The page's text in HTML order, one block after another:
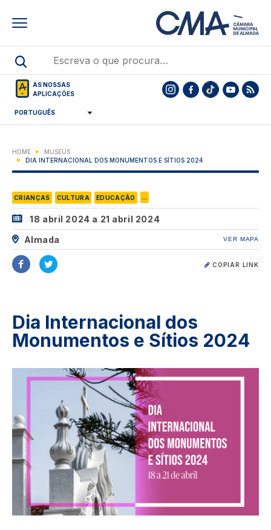
AS NOSSAS
APLICAÇÕES
HOME
MUSEUS
DIA INTERNACIONAL DOS MONUMENTOS E SÍTIOS 2024
CRIANÇAS CULTURA EDUCAÇÃO ...
18 abril 2024 a 21 abril 2024
Almada
VER MAPA
COPIAR LINK
Dia Internacional dos
Monumentos e Sítios 2024
Image